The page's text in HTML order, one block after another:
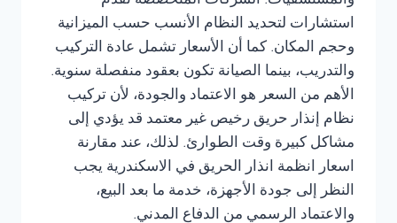
استشارات لتحديد النظام الأنسب حسب الميزانية
وحجم المكان. كما أن الأسعار تشمل عادة التركيب
والتدريب، بينما الصيانة تكون بعقود منفصلة سنوية.
الأهم من السعر هو الاعتماد والجودة، لأن تركيب
نظام إنذار حريق رخيص غير معتمد قد يؤدي إلى
مشاكل كبيرة وقت الطوارئ. لذلك، عند مقارنة
اسعار انظمة انذار الحريق في الاسكندرية يجب
النظر إلى جودة الأجهزة، خدمة ما بعد البيع،
والاعتماد الرسمي من الدفاع المدني.